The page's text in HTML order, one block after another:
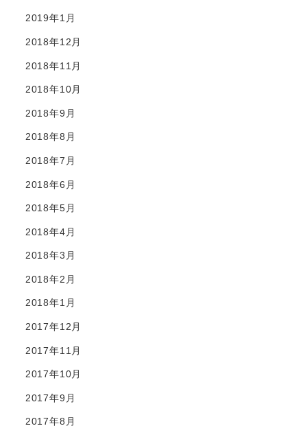
2019年1月
2018年12月
2018年11月
2018年10月
2018年9月
2018年8月
2018年7月
2018年6月
2018年5月
2018年4月
2018年3月
2018年2月
2018年1月
2017年12月
2017年11月
2017年10月
2017年9月
2017年8月